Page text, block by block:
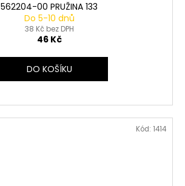
562204-00 PRUŽINA 133
Do 5-10 dnů
38 Kč bez DPH
46 Kč
DO KOŠÍKU
Kód: 1414